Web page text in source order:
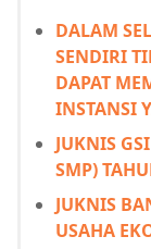
DALAM
SENDIRI
DAPAT
INSTANSI
JUKNIS
SMP)
JUKNIS
USAHA